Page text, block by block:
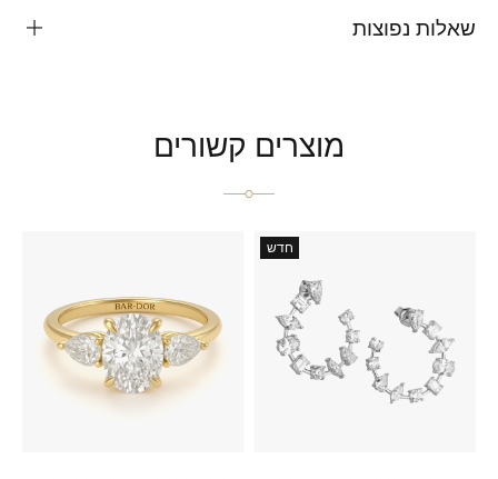
שאלות נפוצות
מוצרים קשורים
חדש